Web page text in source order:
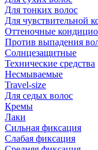
Для тонких волос
Для чувствительной
Оттеночные
Против выпадения
Солнцезащитные
Технические средства
Несмываемые
Travel-size
Для седых волос
Кремы
Лаки
Сильная фиксация
Слабая фиксация